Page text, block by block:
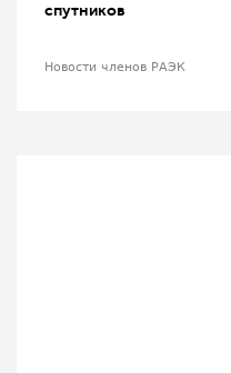
спутников
Новости членов РАЭК